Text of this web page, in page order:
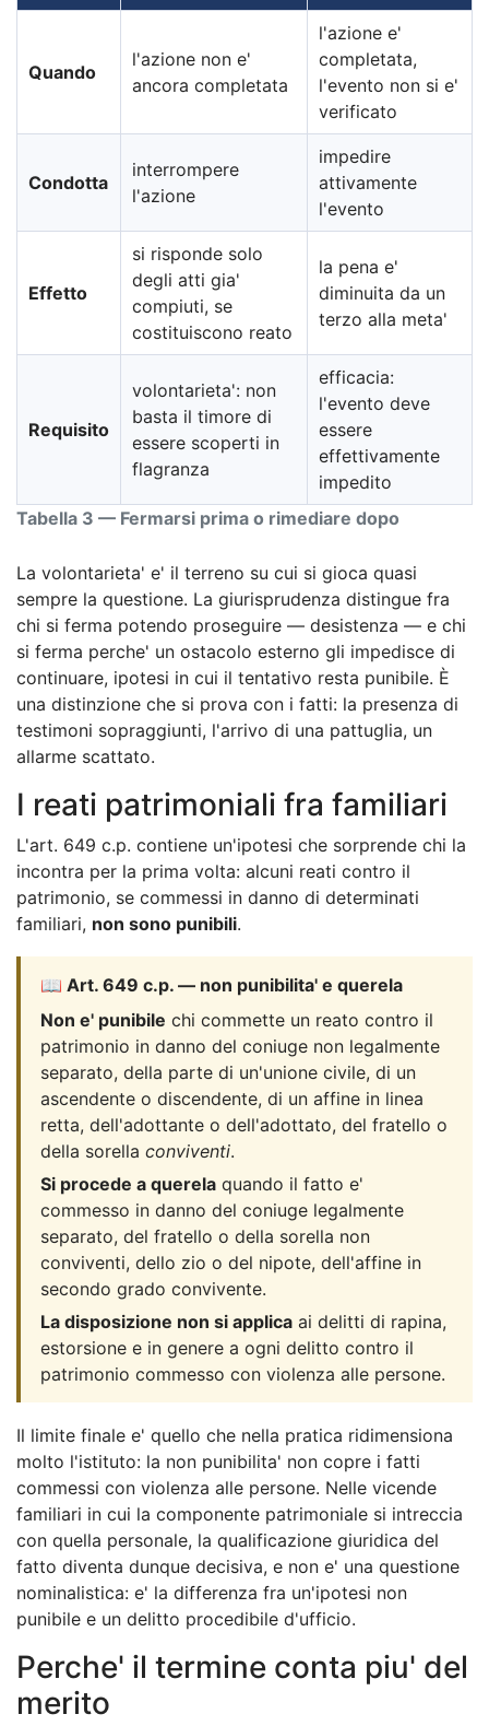
Tabella 3 — Fermarsi prima o rimediare dopo
Quando
l'azione non e'
ancora completata
l'azione e'
completata,
l'evento non si e'
verificato
Condotta
interrompere
l'azione
impedire
attivamente
l'evento
Effetto
si risponde solo
degli atti gia'
compiuti, se
costituiscono reato
la pena e'
diminuita da un
terzo alla meta'
Requisito
volontarieta': non
basta il timore di
essere scoperti in
flagranza
efficacia:
l'evento deve
essere
effettivamente
impedito
La volontarieta' e' il terreno su cui si gioca quasi
sempre la questione. La giurisprudenza distingue fra
chi si ferma potendo proseguire — desistenza — e chi
si ferma perche' un ostacolo esterno gli impedisce di
continuare, ipotesi in cui il tentativo resta punibile. È
una distinzione che si prova con i fatti: la presenza di
testimoni sopraggiunti, l'arrivo di una pattuglia, un
allarme scattato.
I reati patrimoniali fra familiari
L'art. 649 c.p. contiene un'ipotesi che sorprende chi la
incontra per la prima volta: alcuni reati contro il
patrimonio, se commessi in danno di determinati
familiari, non sono punibili.
📖 Art. 649 c.p. — non punibilita' e querela
Non e' punibile chi commette un reato contro il
patrimonio in danno del coniuge non legalmente
separato, della parte di un'unione civile, di un
ascendente o discendente, di un affine in linea
retta, dell'adottante o dell'adottato, del fratello o
della sorella conviventi.
Si procede a querela quando il fatto e'
commesso in danno del coniuge legalmente
separato, del fratello o della sorella non
conviventi, dello zio o del nipote, dell'affine in
secondo grado convivente.
La disposizione non si applica ai delitti di rapina,
estorsione e in genere a ogni delitto contro il
patrimonio commesso con violenza alle persone.
Il limite finale e' quello che nella pratica ridimensiona
molto l'istituto: la non punibilita' non copre i fatti
commessi con violenza alle persone. Nelle vicende
familiari in cui la componente patrimoniale si intreccia
con quella personale, la qualificazione giuridica del
fatto diventa dunque decisiva, e non e' una questione
nominalistica: e' la differenza fra un'ipotesi non
punibile e un delitto procedibile d'ufficio.
Perche' il termine conta piu' del
merito